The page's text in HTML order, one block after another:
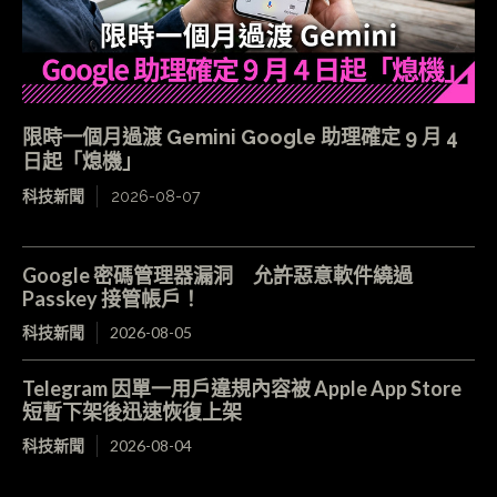
限時一個月過渡 Gemini Google 助理確定 9 月 4
日起「熄機」
科技新聞 2026-08-07
Google 密碼管理器漏洞 允許惡意軟件繞過
Passkey 接管帳戶！
科技新聞 2026-08-05
Telegram 因單一用戶違規內容被 Apple App Store
短暫下架後迅速恢復上架
科技新聞 2026-08-04